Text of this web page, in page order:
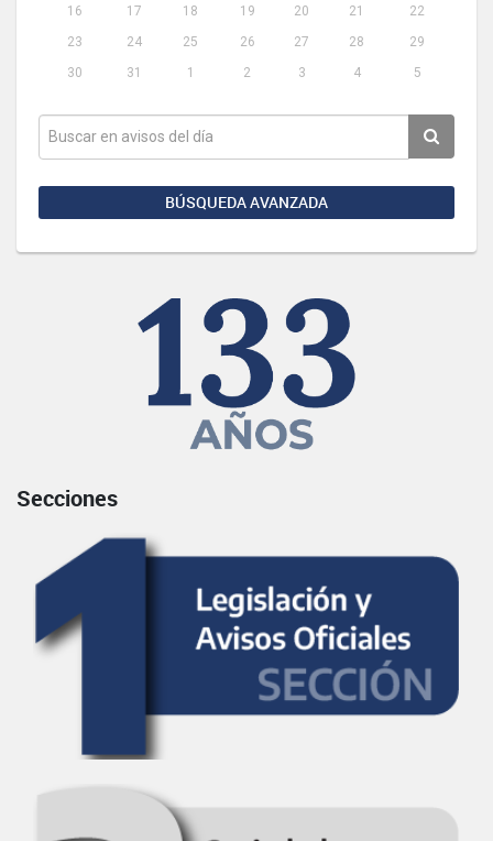
16
17 18 19 20 21
22
23
24 25 26 27 28
29
30
31 1 2 3 4 5
BÚSQUEDA AVANZADA
Secciones